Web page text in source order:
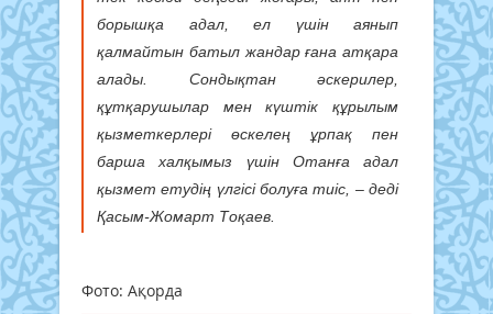
борышқа адал, ел үшін аянып
қалмайтын батыл жандар ғана атқара
алады. Сондықтан әскерилер,
құтқарушылар мен күштік құрылым
қызметкерлері өскелең ұрпақ пен
барша халқымыз үшін Отанға адал
қызмет етудің үлгісі болуға тиіс, – деді
Қасым-Жомарт Тоқаев.
Фото: Ақорда